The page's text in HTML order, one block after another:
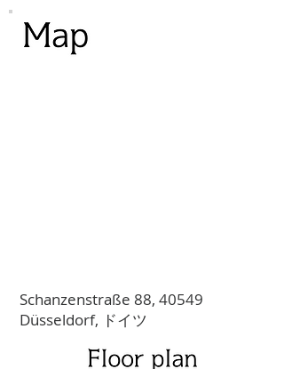
Schanzenstraße 88, 40549
Düsseldorf, ドイツ